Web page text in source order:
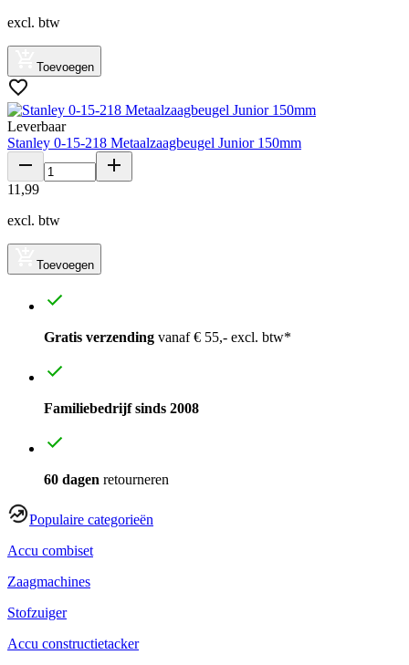
excl. btw
Toevoegen
Leverbaar
Stanley 0-15-218 Metaalzaagbeugel Junior 150mm
11 ,99
excl. btw
Toevoegen
Gratis verzending vanaf € 55,- excl. btw*
Familiebedrijf sinds 2008
60 dagen retourneren
Populaire categorieën
Accu combiset
Zaagmachines
Stofzuiger
Accu constructietacker